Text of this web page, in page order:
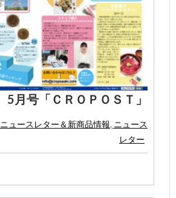
5月号「ＣＲＯＰＯＳＴ」
ニュースレター＆新商品情報, ニュース
レター